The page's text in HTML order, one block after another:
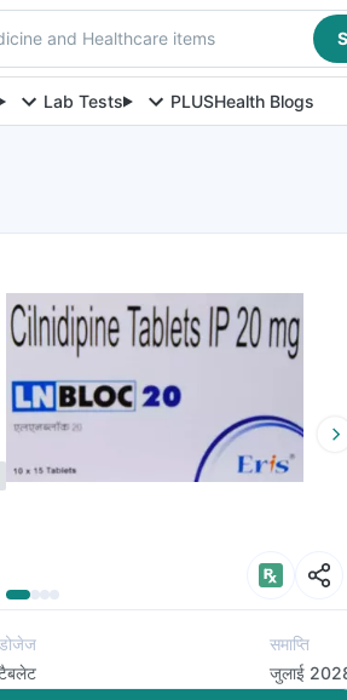
and Healthcare items
Lab Tests PLUSHealth Blogs
समाप्ति
जुलाई